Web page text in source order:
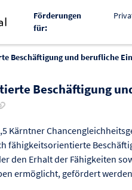
Förderungen
für:
Beschäftigung und berufliche
Beschäftigung
Link zur Förderung kopieren
Kärntner
fähigkeitsorientierte
den Erhalt der Fähigkeiten
ermöglicht, gefördert